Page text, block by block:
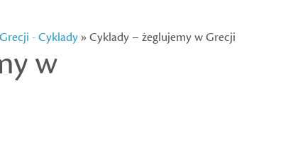
- Cyklady» Cyklady – żeglujemy w Grecji
w